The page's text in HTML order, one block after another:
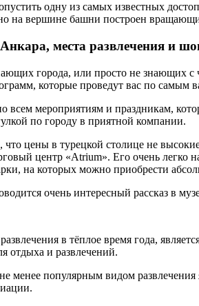
одну из самых известных
на вершине башни построен
места развлечения и
города, или просто не знающих с
которые проведут вас по
всем мероприятиям и праздникам,
по городу в приятной компании.
цены в турецкой столице не
центр «Atrium». Его очень
на которых можно приобрести
очень интересный рассказ в
в тёплое время года,
отдыха и развлечений.
менее популярным видом